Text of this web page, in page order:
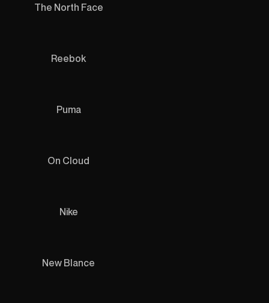
The North Face
Reebok
Puma
On Cloud
Nike
New Blance